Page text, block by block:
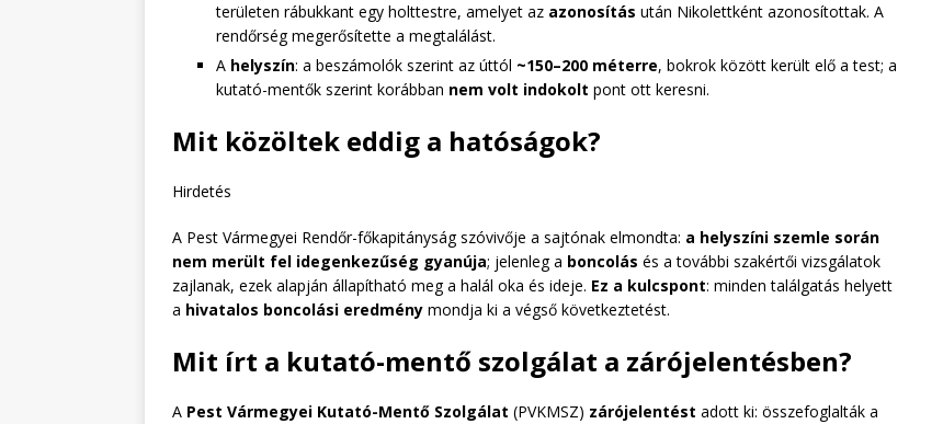
területen rábukkant egy holttestre, amelyet az azonosítás után Nikolettként azonosítottak. A
rendőrség megerősítette a megtalálást.
A helyszín: a beszámolók szerint az úttól ~150–200 méterre, bokrok között került elő a test; a
kutató-mentők szerint korábban nem volt indokolt pont ott keresni.
Mit közöltek eddig a hatóságok?
Hirdetés
A Pest Vármegyei Rendőr-főkapitányság szóvivője a sajtónak elmondta: a helyszíni szemle során
nem merült fel idegenkezűség gyanúja; jelenleg a boncolás és a további szakértői vizsgálatok
zajlanak, ezek alapján állapítható meg a halál oka és ideje. Ez a kulcspont: minden találgatás helyett
a hivatalos boncolási eredmény mondja ki a végső következtetést.
Mit írt a kutató-mentő szolgálat a zárójelentésben?
A Pest Vármegyei Kutató-Mentő Szolgálat (PVKMSZ) zárójelentést adott ki: összefoglalták a